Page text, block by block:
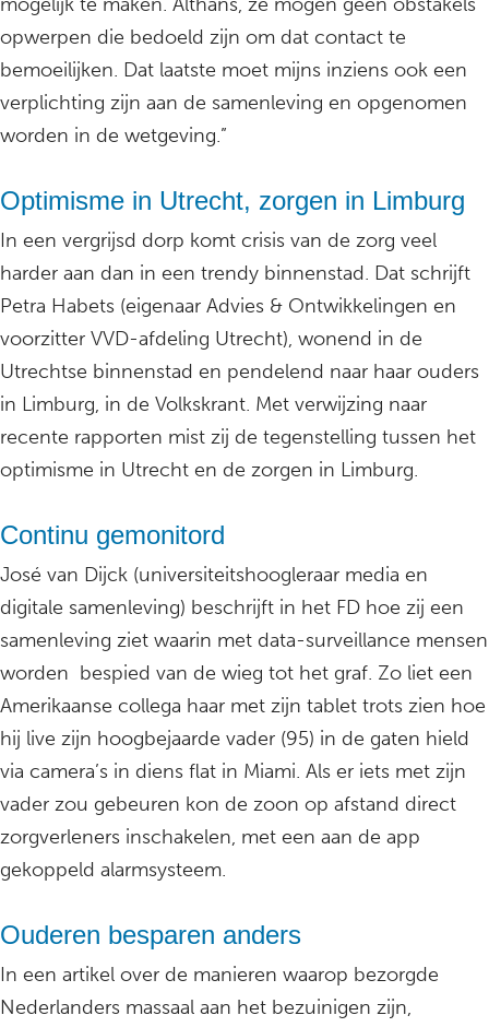
opwerpen die bedoeld zijn om dat contact te
bemoeilijken. Dat laatste moet mijns inziens ook een
verplichting zijn aan de samenleving en opgenomen
worden in de wetgeving.”
Optimisme in Utrecht, zorgen in Limburg
In een vergrijsd dorp komt crisis van de zorg veel
harder aan dan in een trendy binnenstad. Dat schrijft
Petra Habets (eigenaar Advies & Ontwikkelingen en
voorzitter VVD-afdeling Utrecht), wonend in de
Utrechtse binnenstad en pendelend naar haar ouders
in Limburg, in de Volkskrant. Met verwijzing naar
recente rapporten mist zij de tegenstelling tussen het
optimisme in Utrecht en de zorgen in Limburg.
Continu gemonitord
José van Dijck (universiteitshoogleraar media en
digitale samenleving) beschrijft in het FD hoe zij een
samenleving ziet waarin met data-surveillance mensen
worden bespied van de wieg tot het graf. Zo liet een
Amerikaanse collega haar met zijn tablet trots zien hoe
hij live zijn hoogbejaarde vader (95) in de gaten hield
via camera’s in diens flat in Miami. Als er iets met zijn
vader zou gebeuren kon de zoon op afstand direct
zorgverleners inschakelen, met een aan de app
gekoppeld alarmsysteem.
Ouderen besparen anders
In een artikel over de manieren waarop bezorgde
Nederlanders massaal aan het bezuinigen zijn,